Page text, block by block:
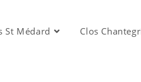
St Médard Clos